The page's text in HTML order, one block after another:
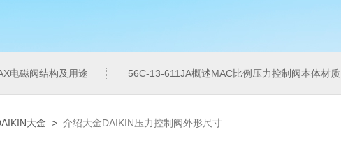
电磁阀结构及用途 56C-13-611JA概述MAC比例压力控制阀本体材质
大金 > 介绍大金DAIKIN压力控制阀外形尺寸